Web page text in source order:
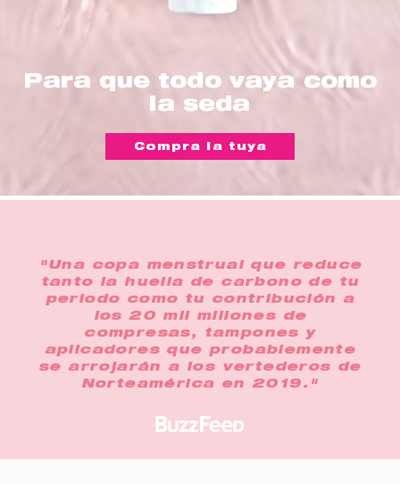
Para que todo vaya como
la seda
Compra la tuya
"Una copa menstrual que reduce
tanto la huella de carbono de tu
periodo como tu contribución a
los 20 mil millones de
compresas, tampones y
aplicadores que probablemente
se arrojarán a los vertederos de
Norteamérica en 2019."